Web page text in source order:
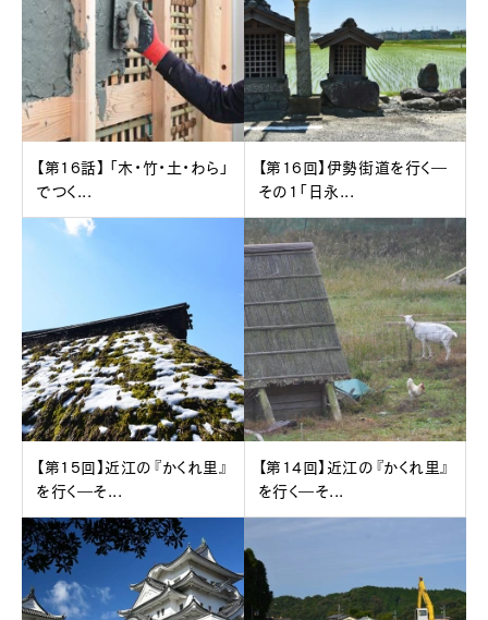
【第16話】 「木・竹・土・わら」
でつく...
【第16回】伊勢街道を行く―
その1「日永...
【第15回】近江の『かくれ里』
を行く―そ...
【第14回】近江の『かくれ里』
を行く―そ...